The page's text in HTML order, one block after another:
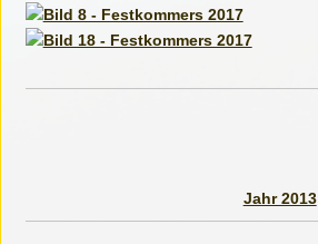
Jahr 2013